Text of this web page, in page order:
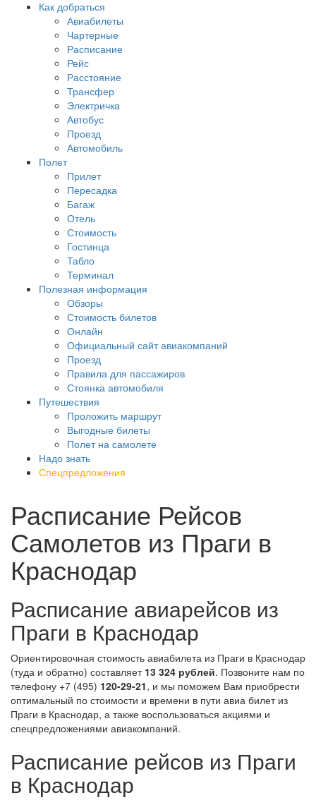
Как добраться
Авиабилеты
Чартерные
Расписание
Рейс
Расстояние
Трансфер
Электричка
Автобус
Проезд
Автомобиль
Полет
Прилет
Пересадка
Багаж
Отель
Стоимость
Гостинца
Табло
Терминал
Полезная информация
Обзоры
Стоимость билетов
Онлайн
Официальный сайт авиакомпаний
Проезд
Правила для пассажиров
Стоянка автомобиля
Путешествия
Проложить маршрут
Выгодные билеты
Полет на самолете
Надо знать
Спецпредложения
Расписание Рейсов
Самолетов из Праги в
Краснодар
Расписание авиарейсов из
Праги в Краснодар
Ориентировочная стоимость авиабилета из Праги в Краснодар
(туда и обратно) составляет 13 324 рублей. Позвоните нам по
телефону +7 (495) 120-29-21, и мы поможем Вам приобрести
оптимальный по стоимости и времени в пути авиа билет из
Праги в Краснодар, а также воспользоваться акциями и
спецпредложениями авиакомпаний.
Расписание рейсов из Праги
в Краснодар